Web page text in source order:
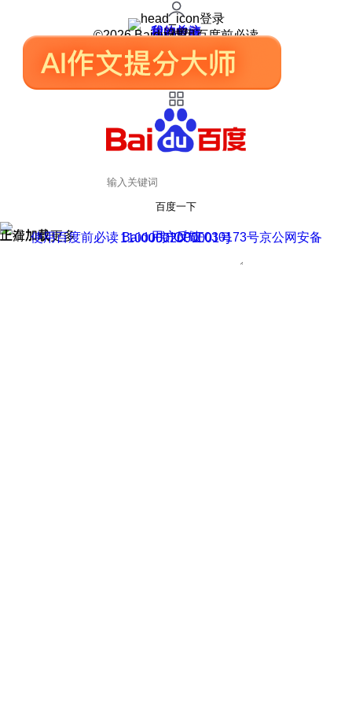
登录
我的关注
我的收藏
皮肤中心
用户反馈
设置
©2026 Baidu 使用百度前必读
百度一下
正在加载
上滑加载更多 用户反馈
使用百度前必读 Baidu 京ICP证030173号
京公网安备11000002000001号